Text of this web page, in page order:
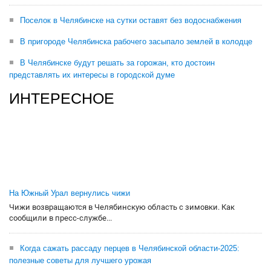
Поселок в Челябинске на сутки оставят без водоснабжения
В пригороде Челябинска рабочего засыпало землей в колодце
В Челябинске будут решать за горожан, кто достоин
представлять их интересы в городской думе
ИНТЕРЕСНОЕ
На Южный Урал вернулись чижи
Чижи возвращаются в Челябинскую область с зимовки. Как
сообщили в пресс-службе...
Когда сажать рассаду перцев в Челябинской области-2025:
полезные советы для лучшего урожая